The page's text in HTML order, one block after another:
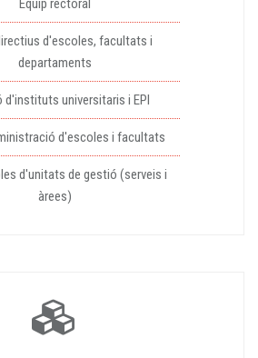
Equip rectoral
d'escoles, facultats i
departaments
d'instituts universitaris i EPI
d'escoles i facultats
d'unitats de gestió (serveis i
àrees)